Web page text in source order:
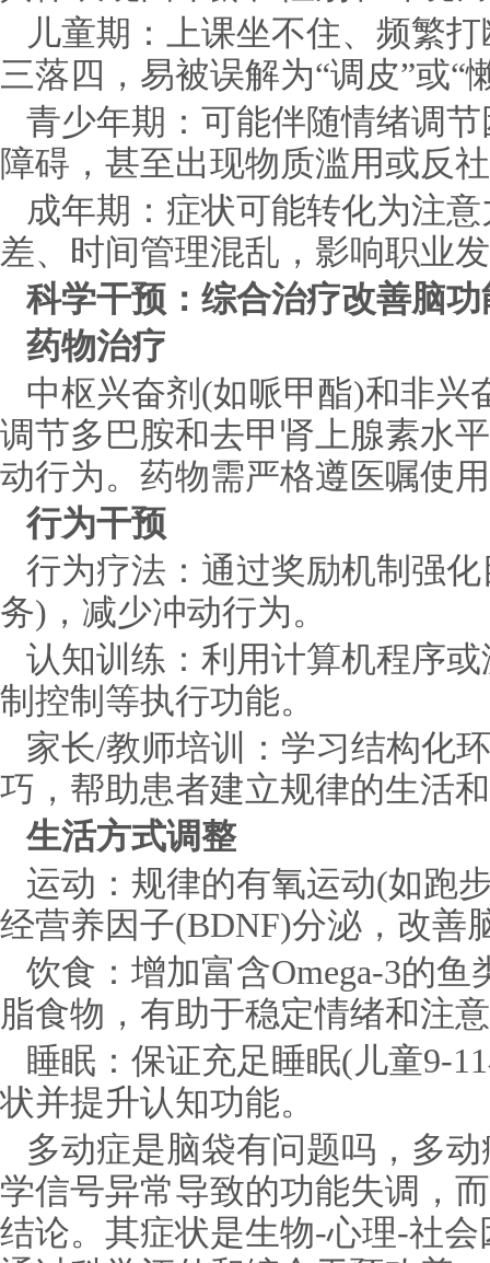
儿童期：上课坐不住、频繁
三落四，易被误解为“调皮”或“
青少年期：可能伴随情绪调
障碍，甚至出现物质滥用或反
成年期：症状可能转化为注
差、时间管理混乱，影响职业
科学干预：综合治疗改善脑功
药物治疗
中枢兴奋剂(如哌甲酯)和非兴
调节多巴胺和去甲肾上腺素水
动行为。药物需严格遵医嘱使
行为干预
行为疗法：通过奖励机制强
务)，减少冲动行为。
认知训练：利用计算机程序
制控制等执行功能。
家长/教师培训：学习结构化
巧，帮助患者建立规律的生活
生活方式调整
运动：规律的有氧运动(如跑
经营养因子(BDNF)分泌，改善
饮食：增加富含Omega-3的
脂食物，有助于稳定情绪和注
睡眠：保证充足睡眠(儿童9-
状并提升认知功能。
多动症是脑袋有问题吗，多
学信号异常导致的功能失调，
结论。其症状是生物-心理-社